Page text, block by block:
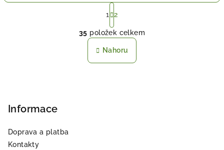
O
v
l
á
S
t
r
á
n
k
o
1 2
35 položek celkem
Nahoru
Informace
Doprava a platba
Kontakty